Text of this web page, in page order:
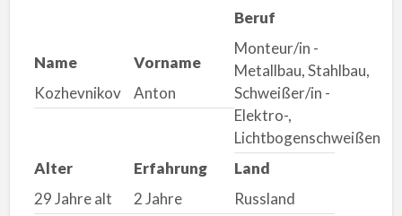
Name
Kozhevnikov
Vorname
Anton
Beruf
Monteur/in -
Metallbau, Stahlbau,
Schweißer/in -
Elektro-,
Lichtbogenschweißen
Alter
29 Jahre alt
Erfahrung
2 Jahre
Land
Russland